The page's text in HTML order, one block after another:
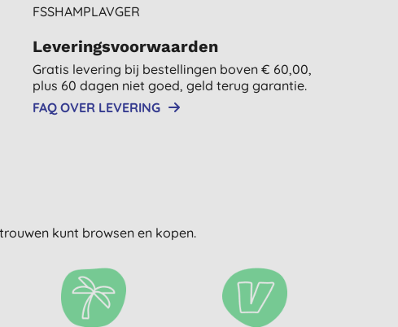
FSSHAMPLAVGER
Leveringsvoorwaarden
Gratis levering bij bestellingen boven € 60,00,
plus 60 dagen niet goed, geld terug garantie.
FAQ OVER LEVERING
kunt browsen en kopen.